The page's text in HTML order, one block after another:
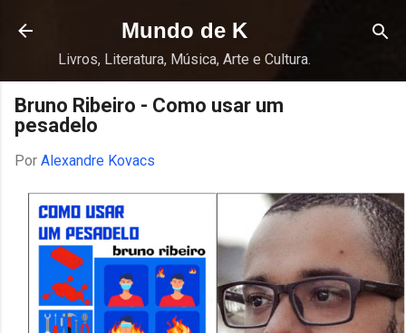
Pular para o conteúdo principal
Mundo de K
Livros, Literatura, Música, Arte e Cultura.
Bruno Ribeiro - Como usar um
pesadelo
Por Alexandre Kovacs